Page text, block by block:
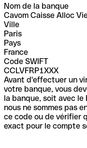
Nom de la banque
Cavom Caisse Alloc
Ville
Paris
Pays
France
Code SWIFT
CCLVFRP1XXX
Avant d'effectuer un
votre banque, vous
la banque, soit avec
nous ne sommes pas
ce code ou de vérifier
exact pour le compte